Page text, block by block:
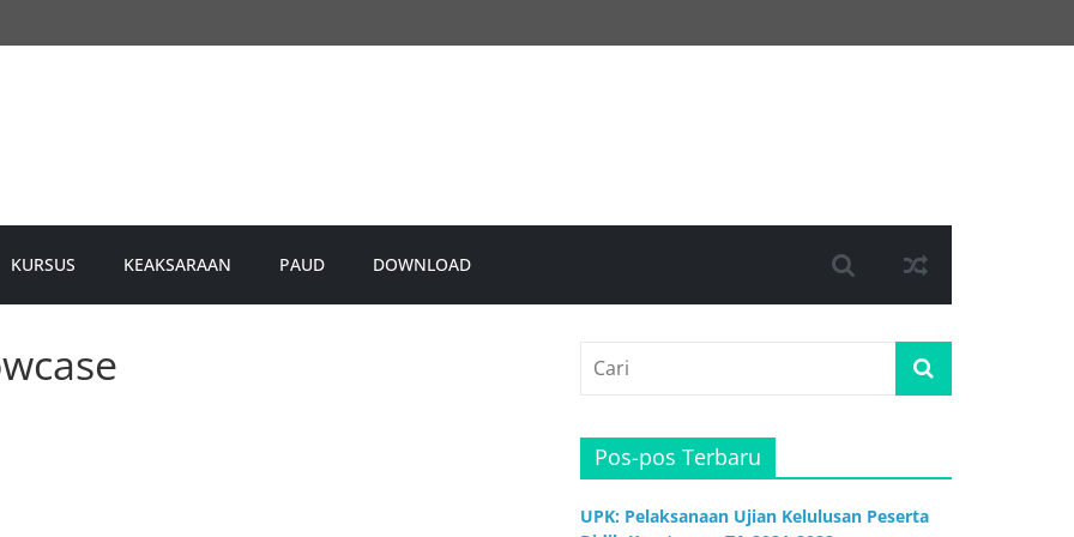
KURSUS KEAKSARAAN PAUD DOWNLOAD
Pos-pos Terbaru
UPK: Pelaksanaan Ujian Kelulusan Peserta